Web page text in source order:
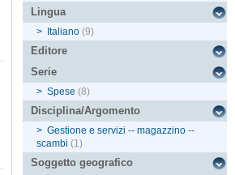
Lingua
> Italiano (9)
Editore
Serie
> Spese (8)
Disciplina/Argomento
> Gestione e servizi -- magazzino --
scambi (1)
Soggetto geografico